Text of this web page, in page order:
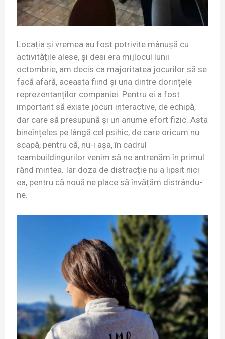
Locația și vremea au fost potrivite mânușă cu
activitățile alese, și desi era mijlocul lunii
octombrie, am decis ca majoritatea jocurilor să se
facă afară, aceasta fiind și una dintre dorințele
reprezentanților companiei. Pentru ei a fost
important să existe jocuri interactive, de echipă,
dar care să presupună și un anume efort fizic. Asta
bineînțeles pe lângă cel psihic, de care oricum nu
scapă, pentru că, nu-i așa, în cadrul
teambuildingurilor venim să ne antrenăm în primul
rând mintea. Iar doza de distracție nu a lipsit nici
ea, pentru că nouă ne place să învățăm distrându-
ne.